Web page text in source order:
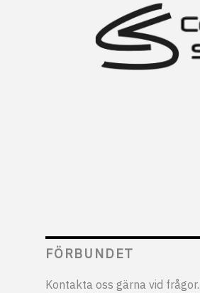
FÖRBUNDET
Kontakta oss gärna vid